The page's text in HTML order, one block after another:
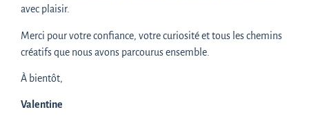
rythme !
Tarifs :
avec plaisir.
Merci pour votre confiance, votre curiosité et tous les chemins
créatifs que nous avons parcourus ensemble.
À bientôt,
Valentine